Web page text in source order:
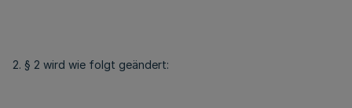
2. § 2 wird wie folgt geändert: